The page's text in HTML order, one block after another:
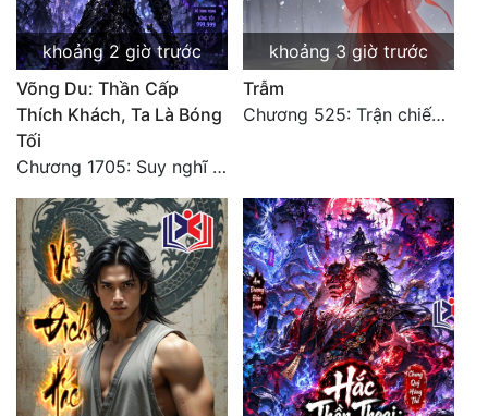
khoảng 2 giờ trước
Võng Du: Thần Cấp
Thích Khách, Ta Là Bóng
Tối
Chương 1705: Suy nghĩ sinh tồn của Vô Danh Tuyết!
khoảng 3 giờ trước
Trẫm
Chương 525: Trận chiến tấn công phòng thủ Macao (2)